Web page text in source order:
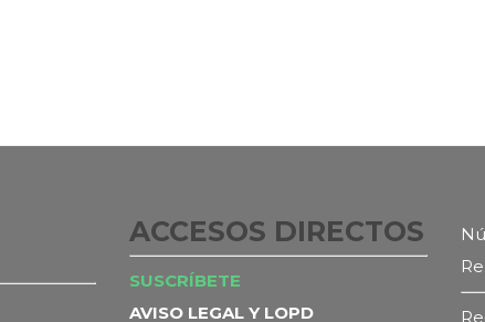
ACCESOS DIRECTOS
SUSCRÍBETE
AVISO LEGAL Y LOPD